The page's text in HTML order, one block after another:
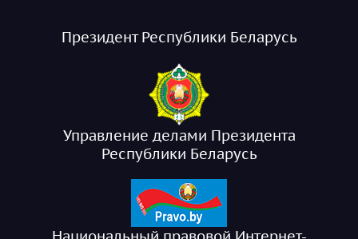
Президент Республики Беларусь
Управление делами Президента
Республики Беларусь